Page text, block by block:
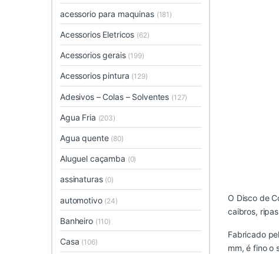
O Disco de
caibros,
Fabricado
mm, é fino o
acessorio para maquinas (181)
Acessorios Eletricos (62)
Acessorios gerais (199)
Acessorios pintura (129)
Adesivos – Colas – Solventes (127)
Agua Fria (203)
Agua quente (80)
Aluguel caçamba (0)
assinaturas (0)
automotivo (24)
Banheiro (110)
Casa (106)